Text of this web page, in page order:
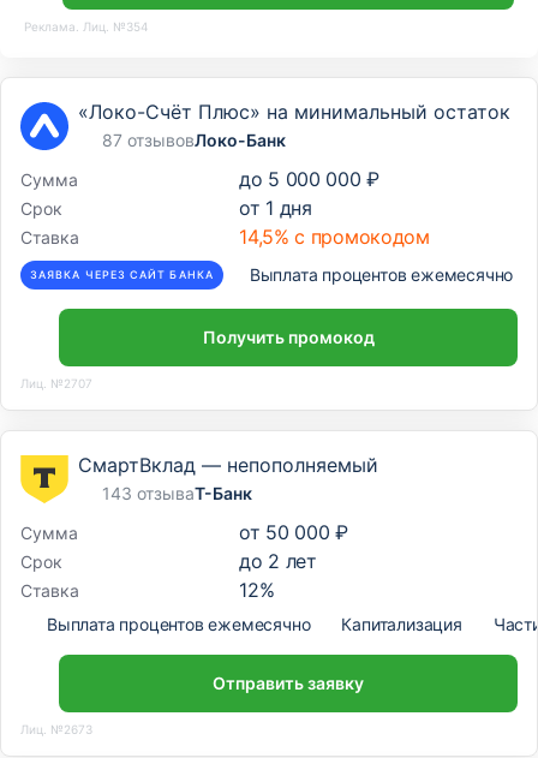
Реклама. Лиц. №354
«Локо-Счёт Плюс» на минимальный остаток
87 отзывовЛоко-Банк
Сумма
до 5 000 000 ₽
Срок от 1 дня
Ставка 14,5% с промокодом
ЗАЯВКА ЧЕРЕЗ САЙТ БАНКА Выплата процентов ежемесячно
Получить промокод
Лиц. №2707
СмартВклад — непополняемый
143 отзываТ-Банк
Сумма
от 50 000 ₽
Срок до 2 лет
Ставка 12%
Выплата процентов ежемесячно Капитализация
Отправить заявку
Лиц. №2673